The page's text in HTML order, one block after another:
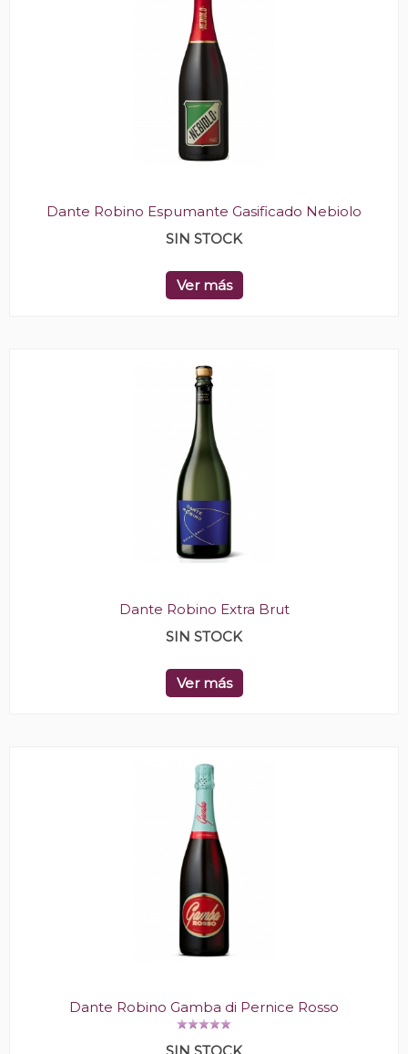
Dante Robino Espumante Gasificado Nebiolo
SIN STOCK
Ver más
Dante Robino Extra Brut
SIN STOCK
Ver más
Dante Robino Gamba di Pernice Rosso